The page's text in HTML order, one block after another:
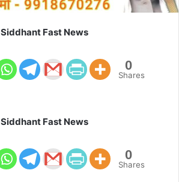
Siddhant Fast News
0
Shares
Siddhant Fast News
0
Shares